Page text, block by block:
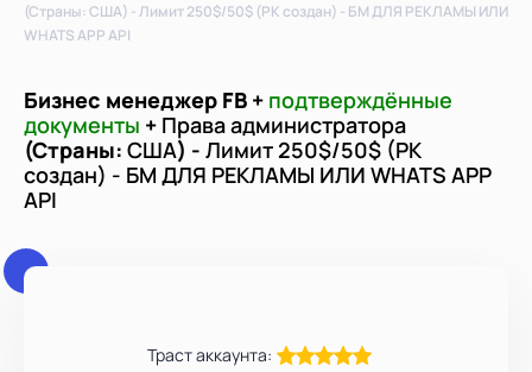
(Страны: США) - Лимит 250$/50$ (РК создан) - БМ ДЛЯ РЕКЛАМЫ ИЛИ
WHATS APP API
Бизнес менеджер FB + подтверждённые
документы + Права администратора
(Страны: США) - Лимит 250$/50$ (РК
создан) - БМ ДЛЯ РЕКЛАМЫ ИЛИ WHATS APP
API
Траст аккаунта: